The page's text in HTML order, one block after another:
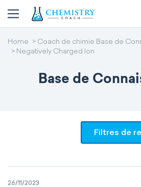
Home
Coach de chimie Base de
Negatively Charged Ion
Base de
Filtres de
26/11/2023